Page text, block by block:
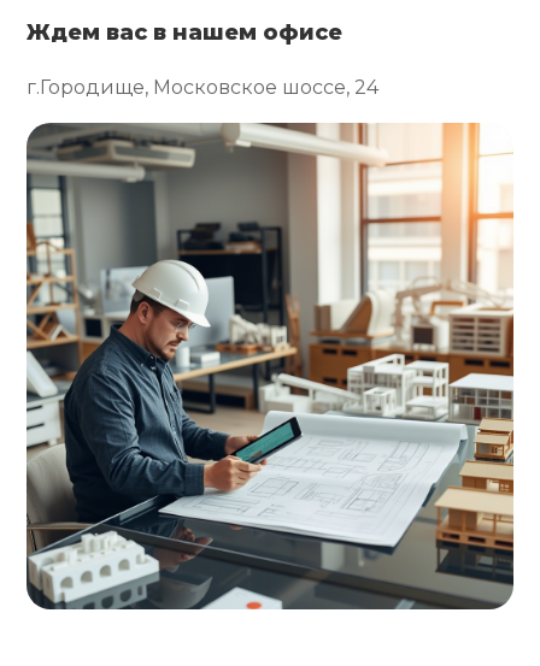
Ждем вас в нашем офисе
г.Городище, Московское шоссе, 24